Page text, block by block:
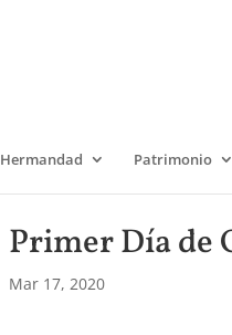
Hermandad Patrimonio
Primer Día de
Mar 17, 2020